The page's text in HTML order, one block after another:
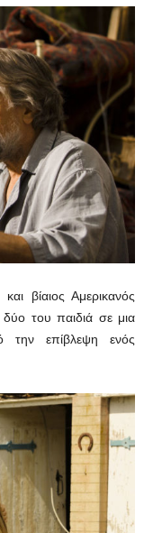
βίαιος Αμερικανός
δύο του παιδιά σε μια
επίβλεψη ενός